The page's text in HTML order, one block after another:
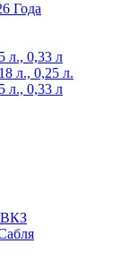
Года
л., 0,33 л
л., 0,25 л.
л., 0,33 л